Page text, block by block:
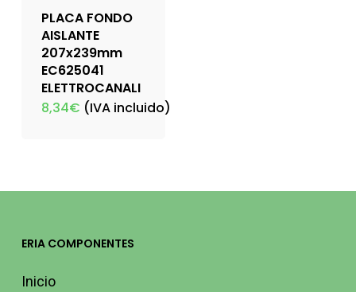
PLACA FONDO
AISLANTE
207x239mm
EC625041
ELETTROCANALI
8,34€ (IVA incluido)
ERIA COMPONENTES
Inicio